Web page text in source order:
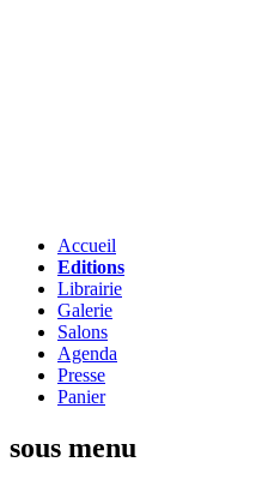
Accueil
Editions
Librairie
Galerie
Salons
Agenda
Presse
Panier
sous menu